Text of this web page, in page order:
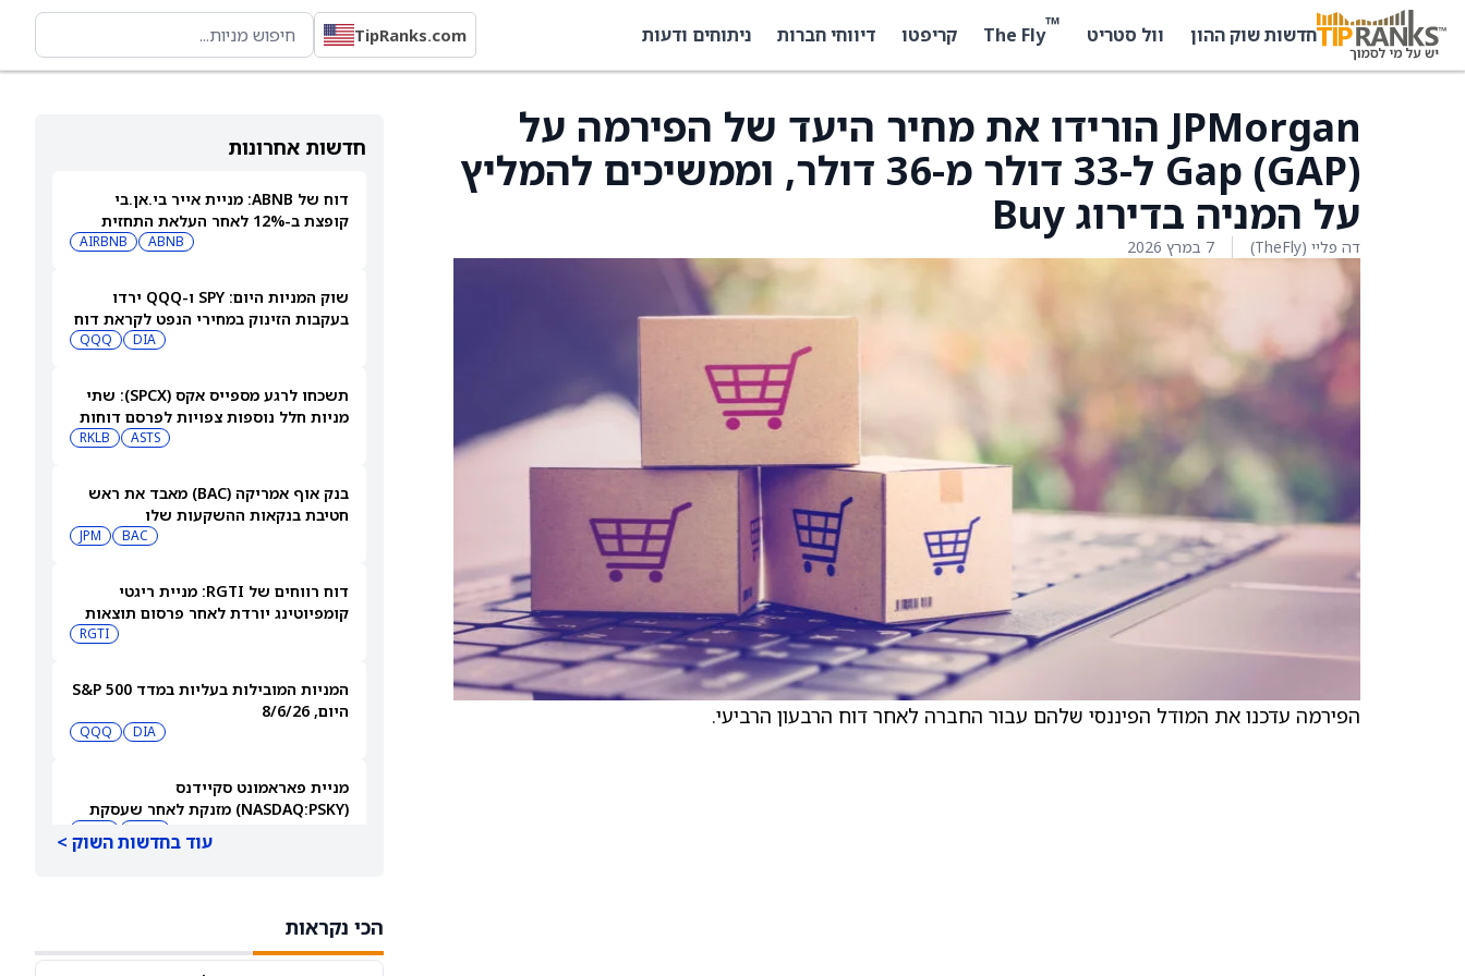
חדשות שוק ההון וול סטריט ™
The Fly קריפטו דיווחי חברות ניתוחים ודעות TipRanks.com
חדשות אחרונות
דוח של ABNB: מניית אייר בי.אן.בי
קופצת ב-12% לאחר העלאת התחזית
ABNB
AIRBNB
שוק המניות היום: SPY ו-QQQ ירדו
בעקבות הזינוק במחירי הנפט לקראת דוח
DIA
QQQ
תשכחו לרגע מספייס אקס (SPCX): שתי
מניות חלל נוספות צפויות לפרסם דוחות
ASTS
RKLB
בנק אוף אמריקה (BAC) מאבד את ראש
חטיבת בנקאות ההשקעות שלו
BAC
JPM
דוח רווחים של RGTI: מניית ריגטי
קומפיוטינג יורדת לאחר פרסום תוצאות
RGTI
המניות המובילות בעליות במדד S&P 500
היום, 8/6/26
DIA
QQQ
מניית פאראמונט סקיידנס
(NASDAQ:PSKY) מזנקת לאחר שעסקת
המיזוג קיבלה אישור בבריטניה
הרבעון השני
עוד בחדשות השוק >
הכי נקראות
JPMorgan הורידו את מחיר היעד של הפירמה על
Gap (GAP) ל-33 דולר מ-36 דולר, וממשיכים להמליץ
על המניה בדירוג Buy
דה פליי (TheFly) 7 במרץ 2026
הפירמה עדכנו את המודל הפיננסי שלהם עבור החברה לאחר דוח הרבעון הרביעי.